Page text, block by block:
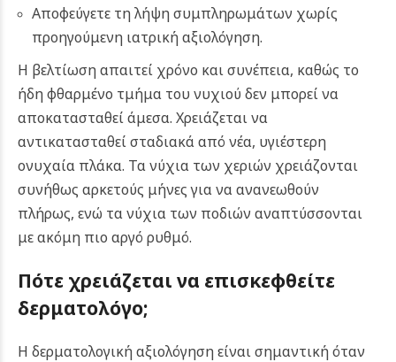
Αποφεύγετε τη λήψη συμπληρωμάτων χωρίς
προηγούμενη ιατρική αξιολόγηση.
Η βελτίωση απαιτεί χρόνο και συνέπεια, καθώς το
ήδη φθαρμένο τμήμα του νυχιού δεν μπορεί να
αποκατασταθεί άμεσα. Χρειάζεται να
αντικατασταθεί σταδιακά από νέα, υγιέστερη
ονυχαία πλάκα. Τα νύχια των χεριών χρειάζονται
συνήθως αρκετούς μήνες για να ανανεωθούν
πλήρως, ενώ τα νύχια των ποδιών αναπτύσσονται
με ακόμη πιο αργό ρυθμό.
Πότε χρειάζεται να επισκεφθείτε
δερματολόγο;
Η δερματολογική αξιολόγηση είναι σημαντική όταν